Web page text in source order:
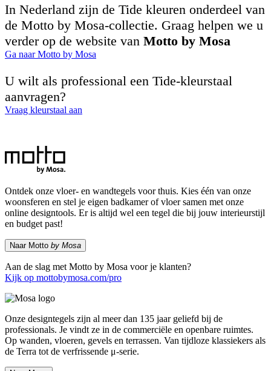
In Nederland zijn de Tide kleuren onderdeel van
de Motto by Mosa-collectie. Graag helpen we u
verder op de website van Motto by Mosa
Ga naar Motto by Mosa
U wilt als professional een Tide-kleurstaal
aanvragen?
Vraag kleurstaal aan
Ontdek onze vloer- en wandtegels voor thuis. Kies één van onze
woonsferen en stel je eigen badkamer of vloer samen met onze
online designtools. Er is altijd wel een tegel die bij jouw interieurstijl
en budget past!
Naar Motto by Mosa
Aan de slag met Motto by Mosa voor je klanten?
Kijk op mottobymosa.com/pro
Onze designtegels zijn al meer dan 135 jaar geliefd bij de
professionals. Je vindt ze in de commerciële en openbare ruimtes.
Op wanden, vloeren, gevels en terrassen. Van tijdloze klassiekers als
de Terra tot de verfrissende μ-serie.